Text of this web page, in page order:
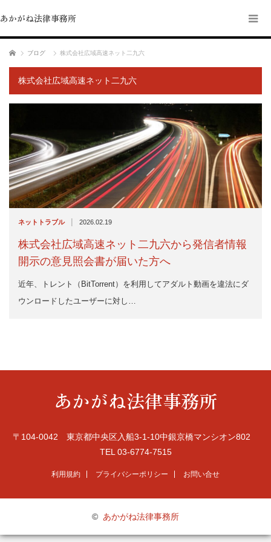
あかがね法律事務所
ホーム ブログ 株式会社広域高速ネット二九六
株式会社広域高速ネット二九六
ネットトラブル | 2026.02.19
株式会社広域高速ネット二九六から発信者情報
開示の意見照会書が届いた方へ
近年、トレント（BitTorrent）を利用してアダルト動画を違法にダ
ウンロードしたユーザーに対し…
あかがね法律事務所
〒104-0042 東京都中央区入船3-1-10中銀京橋マンシオン802
TEL 03-6774-7515
利用規約 プライバシーポリシー お問い合せ
© あかがね法律事務所